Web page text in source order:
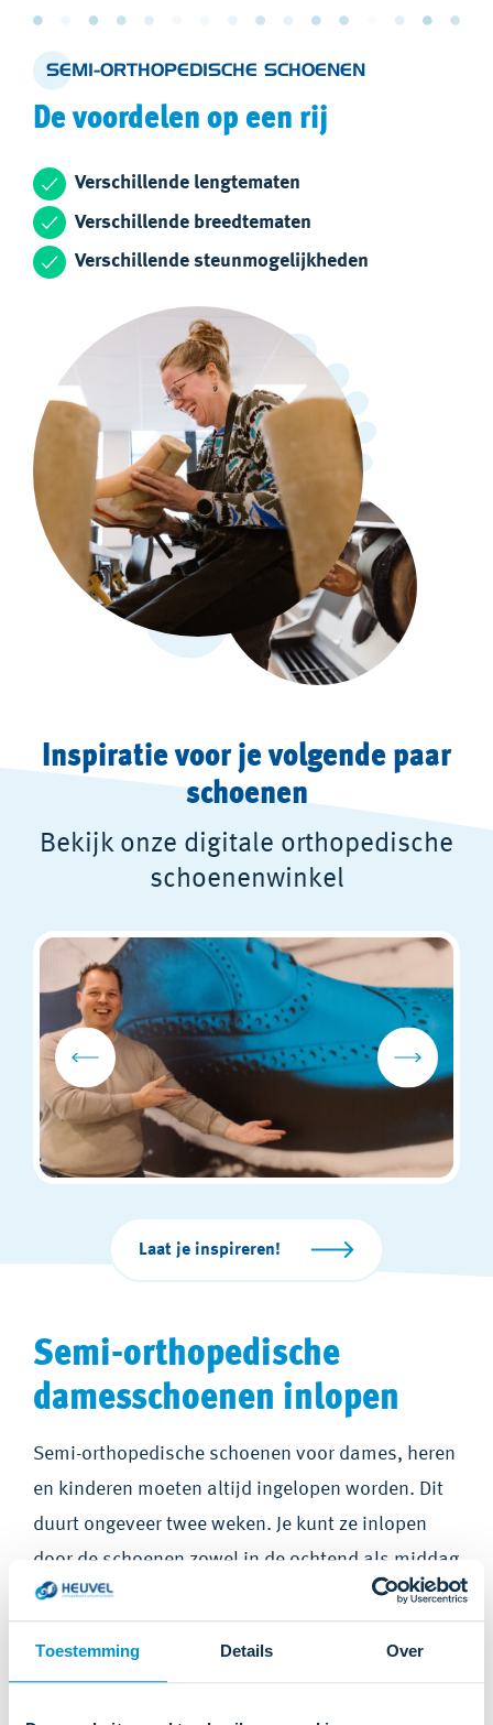
Toestemming Details Over
SEMI-ORTHOPEDISCHE SCHOENEN
De voordelen op een rij
Verschillende lengtematen
Verschillende breedtematen
Verschillende steunmogelijkheden
Inspiratie voor je volgende paar
schoenen
Bekijk onze digitale orthopedische
schoenenwinkel
Laat je inspireren!
Semi-orthopedische
damesschoenen inlopen
Semi-orthopedische schoenen voor dames, heren
en kinderen moeten altijd ingelopen worden. Dit
duurt ongeveer twee weken. Je kunt ze inlopen
door de schoenen zowel in de ochtend als middag
een uur te dragen, en dit steeds iets te verlengen.
Houd er rekening mee dat je spierpijn kunt krijgen